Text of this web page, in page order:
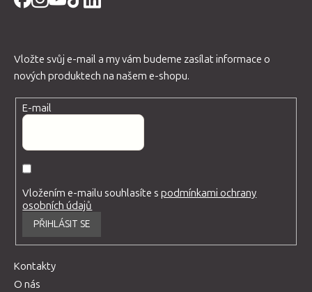
Vložte svůj e-mail a my vám budeme zasílat informace o
nových produktech na našem e-shopu.
E-mail
Vložením e-mailu souhlasíte spodmínkami ochrany
osobních údajů
PŘIHLÁSIT SE
Kontakty
O nás